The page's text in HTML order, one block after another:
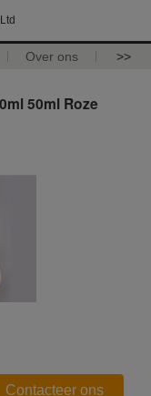
Over ons >>
50ml Roze
Contacteer ons